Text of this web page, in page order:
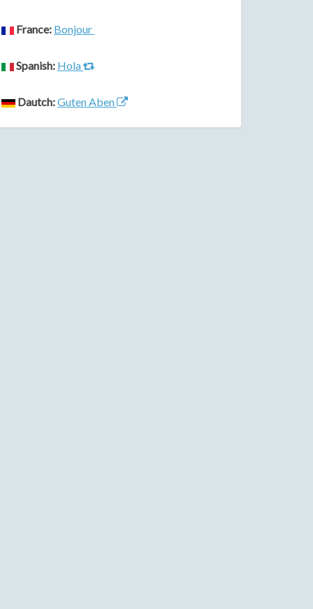
France: Bonjour
Spanish: Hola
Dautch:Guten Aben